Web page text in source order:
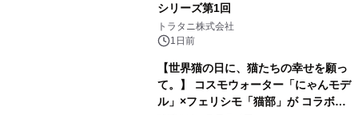
シリーズ第1回
トラタニ株式会社
1日前
【世界猫の日に、猫たちの幸せを願っ
て。】 コスモウォーター「にゃんモデ
ル」×フェリシモ「猫部」が コラボキ